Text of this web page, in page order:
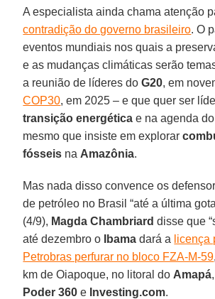
A especialista ainda chama atenção
contradição do governo brasileiro. O
eventos mundiais nos quais a
e as mudanças climáticas serão
a reunião de líderes doG20, em
COP30, em 2025 – e que quer ser
transição energética e na agenda
mesmo que insiste em explorar
fósseis na Amazônia.
Mas nada disso convence os
de petróleo no Brasil “até a última
(4/9), Magda Chambriard disse que
até dezembro o
Ibama dará a licença
Petrobras perfurar no bloco FZA-M-59
km de Oiapoque, no litoral do Amapá
Poder 360 e Investing.com.